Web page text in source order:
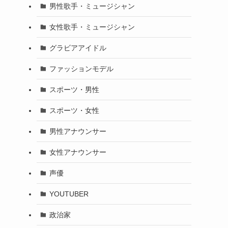
男性歌手・ミュージシャン
女性歌手・ミュージシャン
グラビアアイドル
ファッションモデル
スポーツ・男性
スポーツ・女性
男性アナウンサー
女性アナウンサー
声優
YOUTUBER
政治家